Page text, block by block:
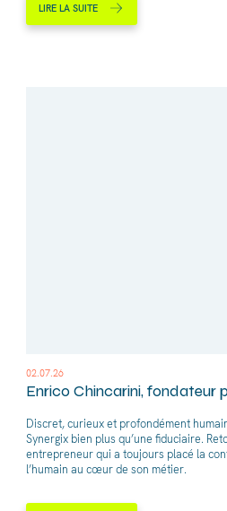
LIRE LA SUITE
02.07.26
Enrico Chincarini, fondateur
Discret, curieux et profondément
Synergix bien plus qu’une fiduciaire.
entrepreneur qui a toujours placé la
l’humain au cœur de son métier.